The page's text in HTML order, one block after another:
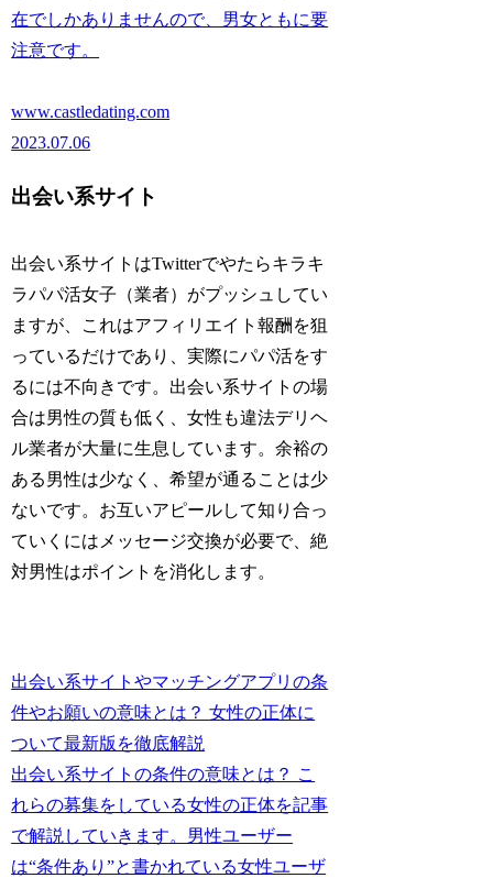
在でしかありませんので、男女ともに要
注意です。
www.castledating.com
2023.07.06
出会い系サイト
出会い系サイトはTwitterでやたらキラキ
ラパパ活女子（業者）がプッシュしてい
ますが、これはアフィリエイト報酬を狙
っているだけであり、実際にパパ活をす
るには不向きです。出会い系サイトの場
合は男性の質も低く、女性も違法デリヘ
ル業者が大量に生息しています。余裕の
ある男性は少なく、希望が通ることは少
ないです。お互いアピールして知り合っ
ていくにはメッセージ交換が必要で、絶
対男性はポイントを消化します。
出会い系サイトやマッチングアプリの条
件やお願いの意味とは？ 女性の正体に
ついて最新版を徹底解説
出会い系サイトの条件の意味とは？ こ
れらの募集をしている女性の正体を記事
で解説していきます。男性ユーザー
は“条件あり”と書かれている女性ユーザ